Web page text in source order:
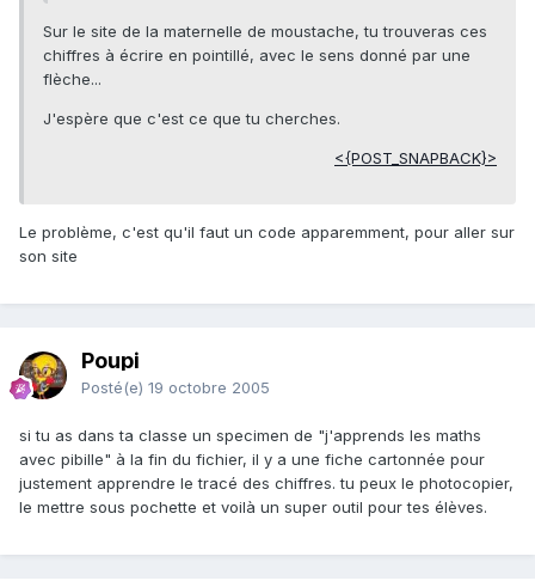
Sur le site de la maternelle de moustache, tu trouveras ces
chiffres à écrire en pointillé, avec le sens donné par une
flèche...
J'espère que c'est ce que tu cherches.
<{POST_SNAPBACK}>
Le problème, c'est qu'il faut un code apparemment, pour aller sur
son site
Poupi
Posté(e) 19 octobre 2005
si tu as dans ta classe un specimen de "j'apprends les maths
avec pibille" à la fin du fichier, il y a une fiche cartonnée pour
justement apprendre le tracé des chiffres. tu peux le photocopier,
le mettre sous pochette et voilà un super outil pour tes élèves.